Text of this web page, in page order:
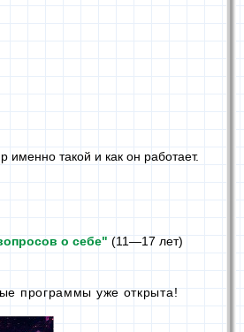
такой и как он работает.
о себе" (11—17 лет)
программы уже открыта!